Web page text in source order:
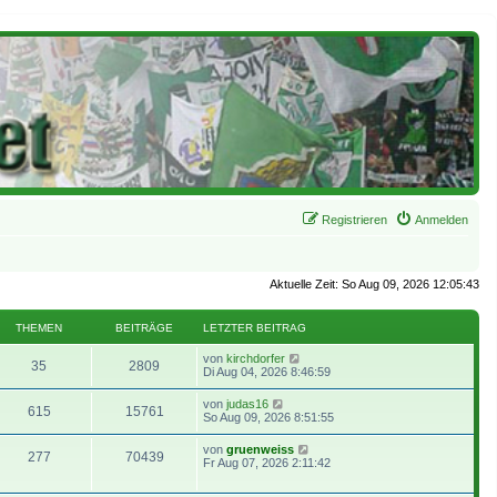
Anmelden
Registrieren
Aktuelle Zeit: So Aug 09, 2026 12:05:43
THEMEN BEITRÄGE LETZTER BEITRAG
35 2809 von kirchdorfer
e
s
t
e
r
B
i
Di Aug 04, 2026 8:46:59
615 15761 von judas16
e
s
t
So Aug 09, 2026 8:51:55
277 70439 von gruenweiss
e
Fr Aug 07, 2026 2:11:42